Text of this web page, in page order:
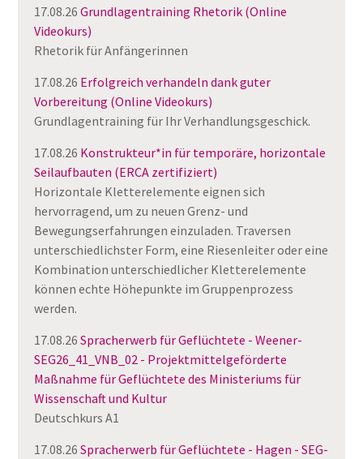
17.08.26Grundlagentraining Rhetorik (Online
Videokurs)
Rhetorik für Anfängerinnen
17.08.26 Erfolgreich verhandeln dank guter
Vorbereitung (Online Videokurs)
Grundlagentraining für Ihr Verhandlungsgeschick.
17.08.26 Konstrukteur*in für temporäre, horizontale
Seilaufbauten (ERCA zertifiziert)
Horizontale Kletterelemente eignen sich
hervorragend, um zu neuen Grenz- und
Bewegungserfahrungen einzuladen. Traversen
unterschiedlichster Form, eine Riesenleiter oder eine
Kombination unterschiedlicher Kletterelemente
können echte Höhepunkte im Gruppenprozess
werden.
17.08.26Spracherwerb für Geflüchtete - Weener-
SEG26_41_VNB_02 - Projektmittelgeförderte
Maßnahme für Geflüchtete des Ministeriums für
Wissenschaft und Kultur
Deutschkurs A1
17.08.26Spracherwerb für Geflüchtete - Hagen - SEG-